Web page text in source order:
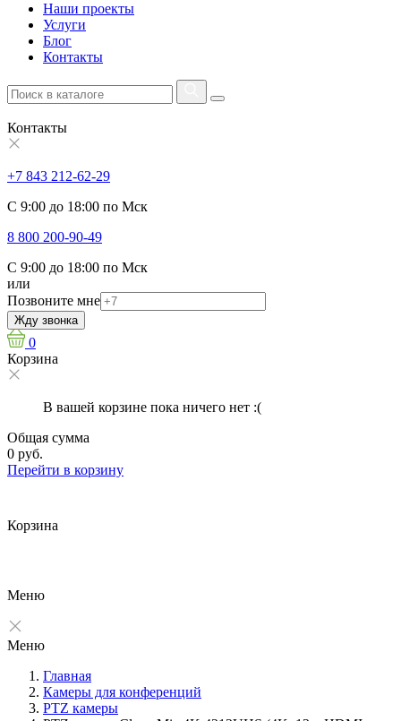
Наши проекты
Услуги
Блог
Контакты
Контакты
+7 843 212-62-29
С 9:00 до 18:00 по Мск
8 800 200-90-49
С 9:00 до 18:00 по Мск
или
Позвоните мне
Жду звонка
0
Корзина
В вашей корзине пока ничего нет :(
Общая сумма
0 руб.
Перейти в корзину
Корзина
Меню
Меню
Главная
Камеры для конференций
PTZ камеры